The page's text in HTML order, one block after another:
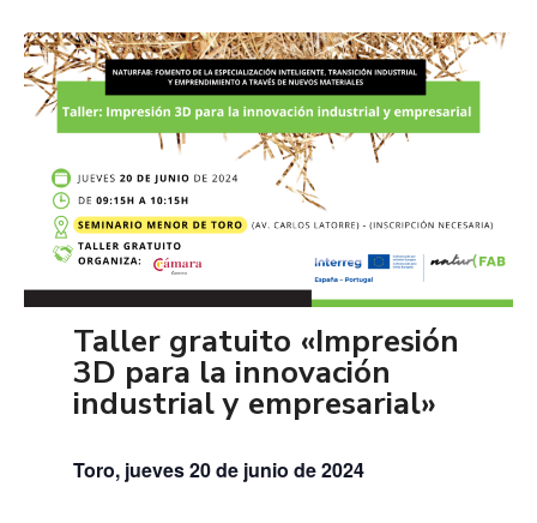
Taller gratuito «Impresión
3D para la innovación
industrial y empresarial»
Toro, jueves 20 de junio de 2024